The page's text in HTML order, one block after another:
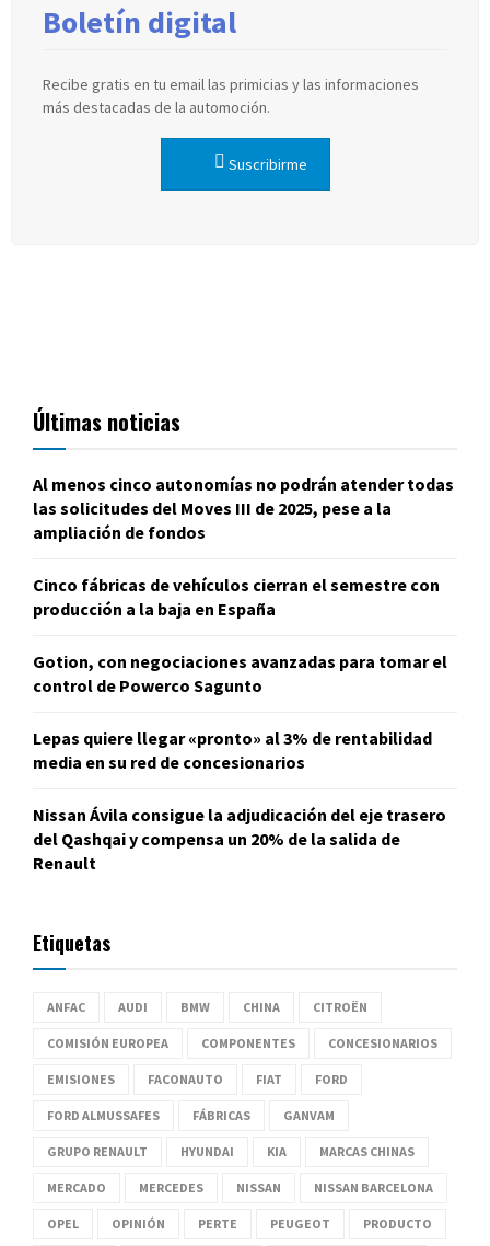
Boletín digital
Recibe gratis en tu email las primicias y las informaciones
más destacadas de la automoción.
Suscribirme
Últimas noticias
Al menos cinco autonomías no podrán atender todas
las solicitudes del Moves III de 2025, pese a la
ampliación de fondos
Cinco fábricas de vehículos cierran el semestre con
producción a la baja en España
Gotion, con negociaciones avanzadas para tomar el
control de Powerco Sagunto
Lepas quiere llegar «pronto» al 3% de rentabilidad
media en su red de concesionarios
Nissan Ávila consigue la adjudicación del eje trasero
del Qashqai y compensa un 20% de la salida de
Renault
Etiquetas
ANFAC AUDI BMW CHINA CITROËN
COMISIÓN EUROPEA COMPONENTES CONCESIONARIOS
EMISIONES FACONAUTO FIAT FORD
FORD ALMUSSAFES FÁBRICAS GANVAM
GRUPO RENAULT HYUNDAI KIA MARCAS CHINAS
MERCADO MERCEDES NISSAN NISSAN BARCELONA
OPEL OPINIÓN PERTE PEUGEOT PRODUCTO